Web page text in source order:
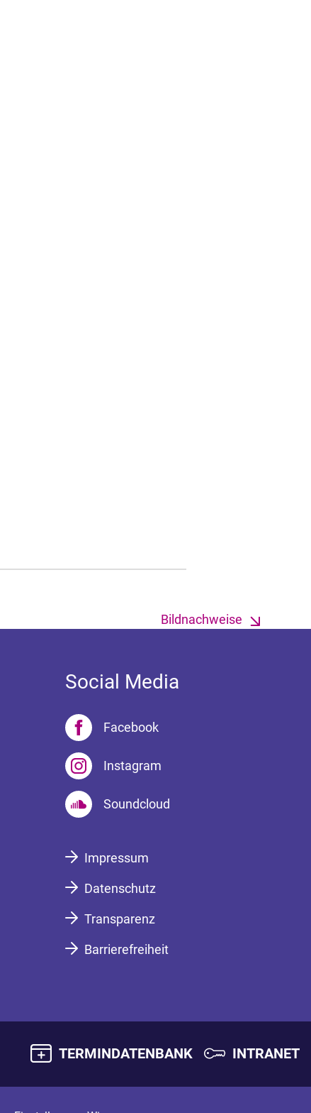
Bildnachweise
Social Media
Facebook
Instagram
Soundcloud
Impressum
Datenschutz
Transparenz
Barrierefreiheit
TERMINDATENBANK INTRANET